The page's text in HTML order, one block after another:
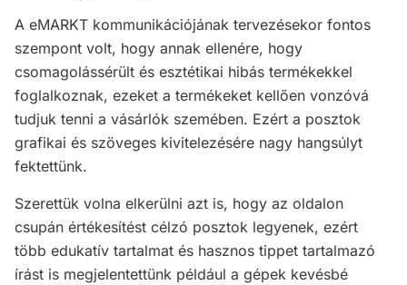
A eMARKT kommunikációjának tervezésekor fontos
szempont volt, hogy annak ellenére, hogy
csomagolássérült és esztétikai hibás termékekkel
foglalkoznak, ezeket a termékeket kellően vonzóvá
tudjuk tenni a vásárlók szemében. Ezért a posztok
grafikai és szöveges kivitelezésére nagy hangsúlyt
fektettünk.
Szerettük volna elkerülni azt is, hogy az oldalon
csupán értékesítést célzó posztok legyenek, ezért
több edukatív tartalmat és hasznos tippet tartalmazó
írást is megjelentettünk például a gépek kevésbé